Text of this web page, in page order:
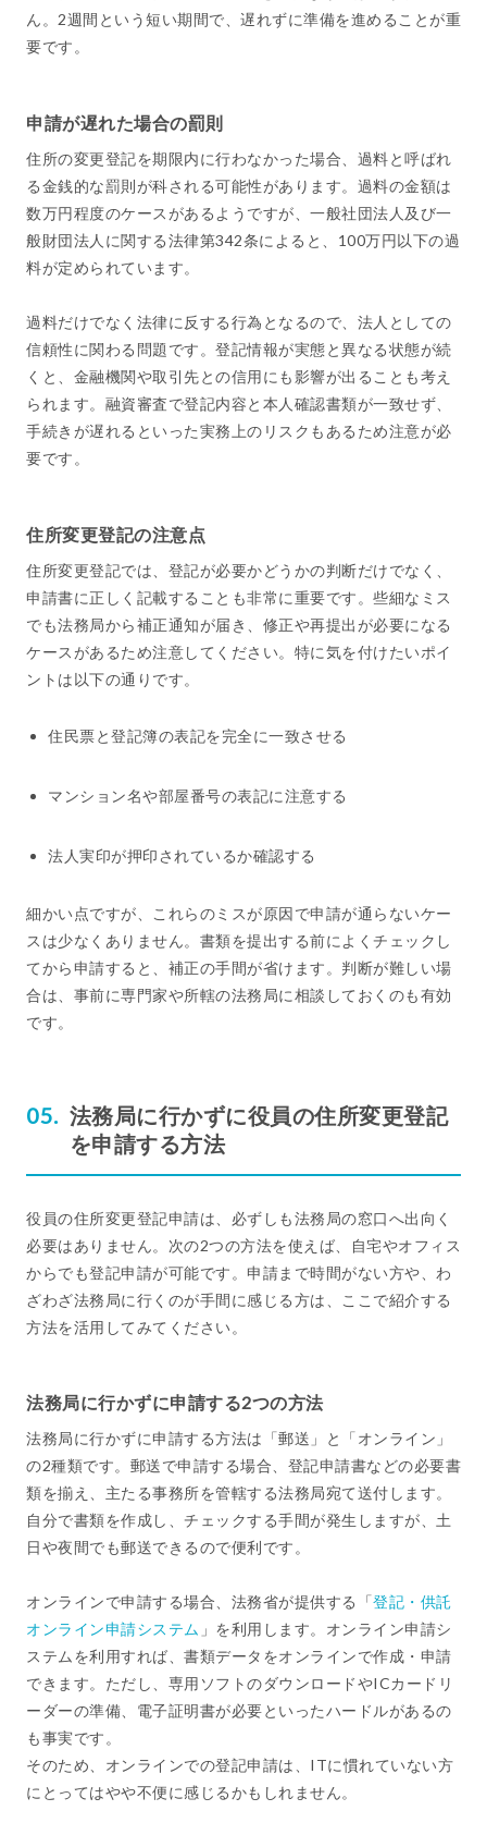
ん。2週間という短い期間で、遅れずに準備を進めることが重
要です。
申請が遅れた場合の罰則
住所の変更登記を期限内に行わなかった場合、過料と呼ばれ
る金銭的な罰則が科される可能性があります。過料の金額は
数万円程度のケースがあるようですが、一般社団法人及び一
般財団法人に関する法律第342条によると、100万円以下の過
料が定められています。
過料だけでなく法律に反する行為となるので、法人としての
信頼性に関わる問題です。登記情報が実態と異なる状態が続
くと、金融機関や取引先との信用にも影響が出ることも考え
られます。融資審査で登記内容と本人確認書類が一致せず、
手続きが遅れるといった実務上のリスクもあるため注意が必
要です。
住所変更登記の注意点
住所変更登記では、登記が必要かどうかの判断だけでなく、
申請書に正しく記載することも非常に重要です。些細なミス
でも法務局から補正通知が届き、修正や再提出が必要になる
ケースがあるため注意してください。特に気を付けたいポイ
ントは以下の通りです。
住民票と登記簿の表記を完全に一致させる
マンション名や部屋番号の表記に注意する
法人実印が押印されているか確認する
細かい点ですが、これらのミスが原因で申請が通らないケー
スは少なくありません。書類を提出する前によくチェックし
てから申請すると、補正の手間が省けます。判断が難しい場
合は、事前に専門家や所轄の法務局に相談しておくのも有効
です。
法務局に行かずに役員の住所変更登記
を申請する方法
役員の住所変更登記申請は、必ずしも法務局の窓口へ出向く
必要はありません。次の2つの方法を使えば、自宅やオフィス
からでも登記申請が可能です。申請まで時間がない方や、わ
ざわざ法務局に行くのが手間に感じる方は、ここで紹介する
方法を活用してみてください。
法務局に行かずに申請する2つの方法
法務局に行かずに申請する方法は「郵送」と「オンライン」
の2種類です。郵送で申請する場合、登記申請書などの必要書
類を揃え、主たる事務所を管轄する法務局宛て送付します。
自分で書類を作成し、チェックする手間が発生しますが、土
日や夜間でも郵送できるので便利です。
オンラインで申請する場合、法務省が提供する「登記・供託
オンライン申請システム 」を利用します。オンライン申請シ
ステムを利用すれば、書類データをオンラインで作成・申請
できます。ただし、専用ソフトのダウンロードやICカードリ
ーダーの準備、電子証明書が必要といったハードルがあるの
も事実です。
そのため、オンラインでの登記申請は、ITに慣れていない方
にとってはやや不便に感じるかもしれません。